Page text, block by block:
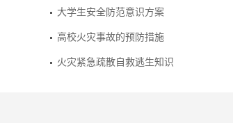
大学生安全防范意识方案
高校火灾事故的预防措施
火灾紧急疏散自救逃生知识